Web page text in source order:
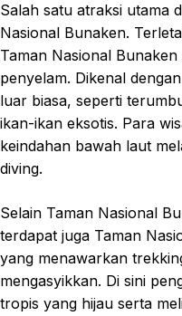
Salah satu atraksi utama
Nasional Bunaken.
Taman Nasional
penyelam. Dikenal
luar biasa, seperti
ikan-ikan eksotis. Para
keindahan bawah laut
diving.
Selain Taman Nasional
terdapat juga Taman
yang menawarkan
mengasyikkan. Di sini
tropis yang hijau serta